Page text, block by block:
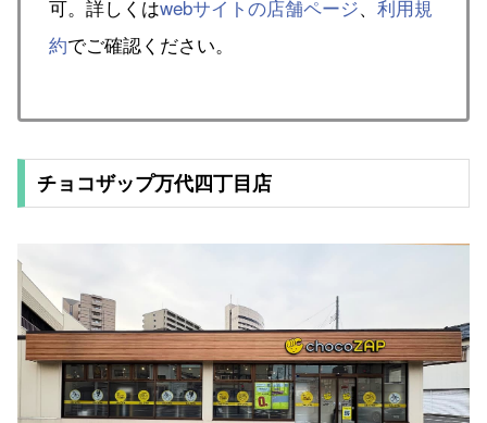
可。詳しくはwebサイトの店舗ページ、 利用規
約でご確認ください。
チョコザップ万代四丁目店